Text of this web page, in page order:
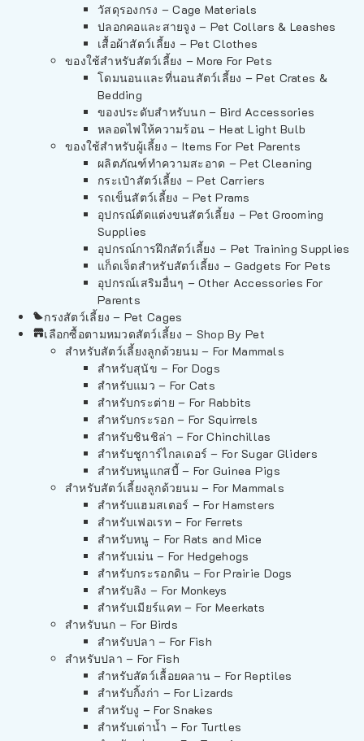
วัสดุรองกรง – Cage Materials
ปลอกคอและสายจูง – Pet Collars & Leashes
เสื้อผ้าสัตว์เลี้ยง – Pet Clothes
ของใช้สำหรับสัตว์เลี้ยง – More For Pets
โดมนอนและที่นอนสัตว์เลี้ยง – Pet Crates &
Bedding
ของประดับสำหรับนก – Bird Accessories
หลอดไฟให้ความร้อน – Heat Light Bulb
ของใช้สำหรับผู้เลี้ยง – Items For Pet Parents
ผลิตภัณฑ์ทำความสะอาด – Pet Cleaning
กระเป๋าสัตว์เลี้ยง – Pet Carriers
รถเข็นสัตว์เลี้ยง – Pet Prams
อุปกรณ์ตัดแต่งขนสัตว์เลี้ยง – Pet Grooming
Supplies
อุปกรณ์การฝึกสัตว์เลี้ยง – Pet Training Supplies
แก็ดเจ็ตสำหรับสัตว์เลี้ยง – Gadgets For Pets
อุปกรณ์เสริมอื่นๆ – Other Accessories For
Parents
กรงสัตว์เลี้ยง – Pet Cages
เลือกซื้อตามหมวดสัตว์เลี้ยง – Shop By Pet
สำหรับสัตว์เลี้ยงลูกด้วยนม – For Mammals
สำหรับสุนัข – For Dogs
สำหรับแมว – For Cats
สำหรับกระต่าย – For Rabbits
สำหรับกระรอก – For Squirrels
สำหรับชินชิล่า – For Chinchillas
สำหรับชูการ์ไกลเดอร์ – For Sugar Gliders
สำหรับหนูแกสบี้ – For Guinea Pigs
สำหรับสัตว์เลี้ยงลูกด้วยนม – For Mammals
สำหรับแฮมสเตอร์ – For Hamsters
สำหรับเฟอเรท – For Ferrets
สำหรับหนู – For Rats and Mice
สำหรับเม่น – For Hedgehogs
สำหรับกระรอกดิน – For Prairie Dogs
สำหรับลิง – For Monkeys
สำหรับเมียร์แคท – For Meerkats
สำหรับนก – For Birds
สำหรับปลา – For Fish
สำหรับปลา – For Fish
สำหรับสัตว์เลื้อยคลาน – For Reptiles
สำหรับกิ้งก่า – For Lizards
สำหรับงู – For Snakes
สำหรับเต่าน้ำ – For Turtles